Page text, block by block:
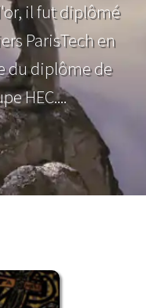
il fut diplômé
ParisTech en
du diplôme de
HEC....
Plus d'info